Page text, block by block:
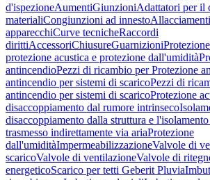
d'ispezioneAumentiGiunzioniAdattatori per il
materialiCongiunzioni ad innesto
apparecchiCurve tecnicheRaccordi
dirittiAccessoriChiusureGuarnizioni
protezione acustica e protezione dall'umidità
antincendioPezzi di ricambio per Protezione
antincendio per sistemi di scaricoPezzi di
antincendio per sistemi di scaricoProtezione
disaccoppiamento dal rumore intrinseco
disaccoppiamento dalla struttura e
trasmesso indirettamente via ariaProtezione
dall'umiditàImpermeabilizzazioneValvole di
scaricoValvole di ventilazioneValvole di
energeticoScarico per tetti Geberit Pluvia